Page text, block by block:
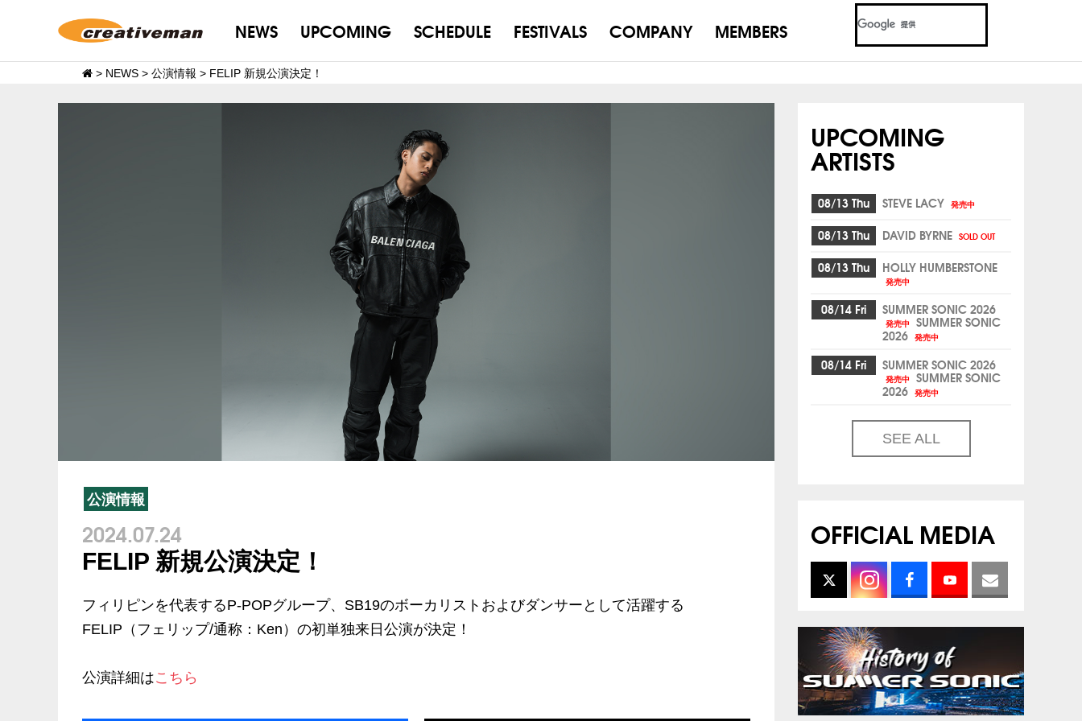
NEWS UPCOMING SCHEDULE FESTIVALS COMPANY MEMBERS
> NEWS > 公演情報 > FELIP 新規公演決定！
公演情報
2024.07.24
FELIP 新規公演決定！
フィリピンを代表するP-POPグループ、SB19のボーカリストおよびダンサーとして活躍する
FELIP（フェリップ/通称：Ken）の初単独来日公演が決定！
公演詳細はこちら
UPCOMING
ARTISTS
08/13 Thu STEVE LACY 発売中
08/13 Thu DAVID BYRNE SOLD OUT
08/13 Thu HOLLY HUMBERSTONE
発売中
08/14 Fri SUMMER SONIC 2026
発売中 SUMMER SONIC
2026 発売中
08/14 Fri SUMMER SONIC 2026
発売中 SUMMER SONIC
2026 発売中
SEE ALL
OFFICIAL MEDIA